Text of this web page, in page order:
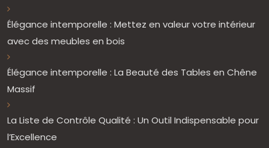
Élégance intemporelle : Mettez en valeur votre intérieur
avec des meubles en bois
Élégance intemporelle : La Beauté des Tables en Chêne
Massif
La Liste de Contrôle Qualité : Un Outil Indispensable pour
l’Excellence